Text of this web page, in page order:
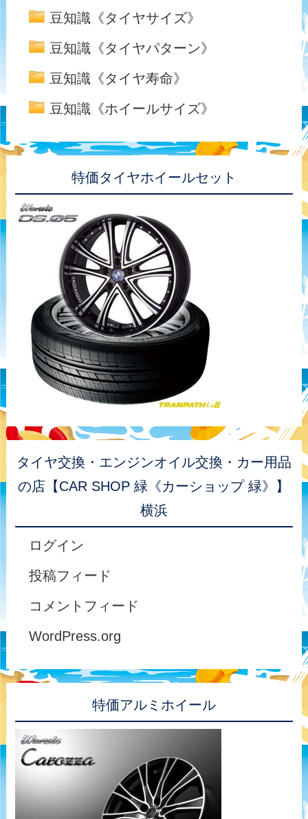
豆知識《タイヤサイズ》
豆知識《タイヤパターン》
豆知識《タイヤ寿命》
豆知識《ホイールサイズ》
特価タイヤホイールセット
タイヤ交換・エンジンオイル交換・カー用品
の店【CAR SHOP 緑《カーショップ 緑》】
横浜
ログイン
投稿フィード
コメントフィード
WordPress.org
特価アルミホイール